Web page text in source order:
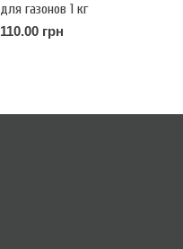
для газонов 1 кг
110.00 грн